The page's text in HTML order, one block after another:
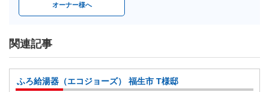
オーナー様へ
関連記事
ふろ給湯器（エコジョーズ） 福生市 T様邸